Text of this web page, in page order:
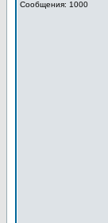
Сообщения: 1000